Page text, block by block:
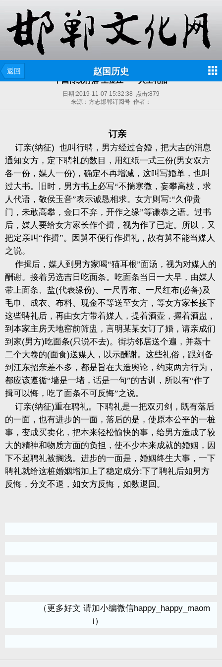
返回 赵国历史
中国传统村落▪王金庄——人生礼俗
日期:2019-11-07 15:32:38 点击:879
来源：方志邯郸订阅号 作者：
订亲
订亲(纳征) 也叫行聘，男方经过合婚，把大吉的消息
通知女方，定下聘礼的数目，用红纸一式三份(男女双方
各一份，媒人一份) ，确定不再增减，这叫写婚单，也叫
过大书。旧时，男方书上必写“不揣寒微，妄攀高枝，求
人代语，敬侯玉音”表示诚恳相求。女方则写:“久仰贵
门，未敢高攀，金口不弃，开作之缘”等谦恭之语。过书
后，媒人要给女方家长作个揖，视为作了已定。所以，又
把定亲叫“作揖”。因舅不便行作揖礼，故有舅不能当媒人
之说。
作揖后，媒人到男方家喝“猫耳根”面汤，视为对媒人的
酬谢。接着另选吉日吃面条。吃面条当日一大早，由媒人
带上面条、盐(代表缘份)、一尺青布、一尺红布(必备)及
毛巾、成衣、布料、现金不等送至女方，等女方家长接下
这些聘礼后，再由女方带着媒人，提着酒壶，握着酒盅，
到本家主房天地窑前筛盅，言明某某女订了婚，请亲成们
到家(男方)吃面条(只说不去)。街坊邻居送个遍，并蒸十
二个大卷的(面食)送媒人，以示酬谢。这些礼俗，跟刘备
到江东招亲差不多，都是旨在大造舆论，约束两方行为，
都应该遵循“墙是一堵，话是一句”的古训，所以有“作了
揖可以悔，吃了面条不可反悔”之说。
订亲(纳征)重在聘礼。下聘礼是一把双刃剑，既有落后
的一面，也有进步的一面，落后的是，使原本公平的一桩
事，变成买卖化，把本来轻松愉快的事，给男方造成了较
大的精神和物质方面的负担，使不少本来成就的婚姻，因
下不起聘礼被搁浅。进步的一面是，婚姻终生大事，一下
聘礼就给这桩婚姻增加上了稳定成分:下了聘礼后如男方
反悔，分文不退，如女方反悔，如数退回。
（更多好文 请加小编微信happy_happy_maom
i）